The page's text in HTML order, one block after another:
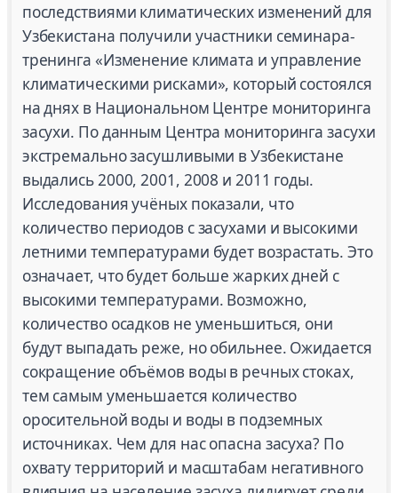
последствиями климатических изменений для
Узбекистана получили участники семинара-
тренинга «Изменение климата и управление
климатическими рисками», который состоялся
на днях в Национальном Центре мониторинга
засухи. По данным Центра мониторинга засухи
экстремально засушливыми в Узбекистане
выдались 2000, 2001, 2008 и 2011 годы.
Исследования учёных показали, что
количество периодов с засухами и высокими
летними температурами будет возрастать. Это
означает, что будет больше жарких дней с
высокими температурами. Возможно,
количество осадков не уменьшиться, они
будут выпадать реже, но обильнее. Ожидается
сокращение объёмов воды в речных стоках,
тем самым уменьшается количество
оросительной воды и воды в подземных
источниках. Чем для нас опасна засуха? По
охвату территорий и масштабам негативного